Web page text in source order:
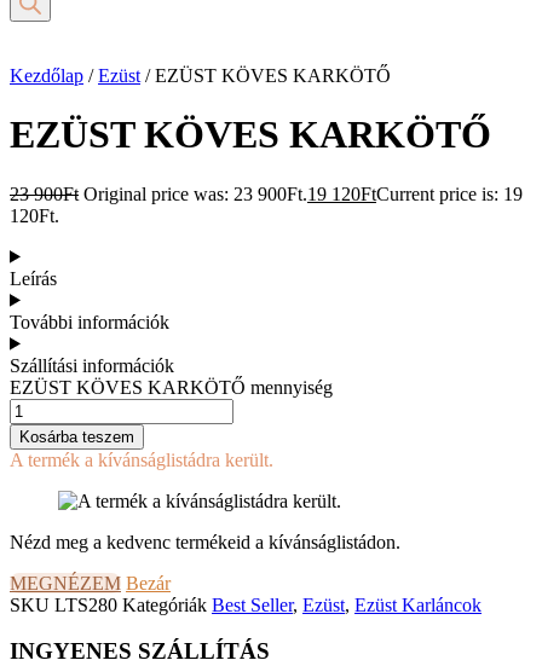
Kezdőlap /Ezüst / EZÜST KÖVES KARKÖTŐ
EZÜST KÖVES KARKÖTŐ
23 900Ft Original price was: 23 900Ft.19 120FtCurrent price is: 19
120Ft.
Leírás
További információk
Szállítási információk
EZÜST KÖVES KARKÖTŐ mennyiség
Kosárba teszem
A termék a kívánságlistádra került.
Nézd meg a kedvenc termékeid a kívánságlistádon.
MEGNÉZEM Bezár
SKU LTS280 Kategóriák Best Seller, Ezüst, Ezüst Karláncok
INGYENES SZÁLLÍTÁS